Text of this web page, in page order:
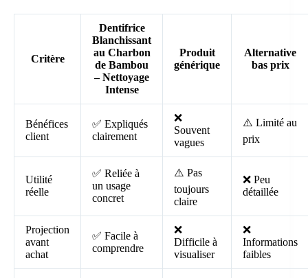
Critère
Dentifrice
Blanchissant
au Charbon
de Bambou
– Nettoyage
Intense
Produit
générique
Alternative
bas prix
Bénéfices
client
✅ Expliqués
clairement
❌
Souvent
vagues
⚠️ Limité au
prix
Utilité
réelle
✅ Reliée à
un usage
concret
⚠️ Pas
toujours
claire
❌ Peu
détaillée
Projection
avant
achat
✅ Facile à
comprendre
❌
Difficile à
visualiser
❌
Informations
faibles